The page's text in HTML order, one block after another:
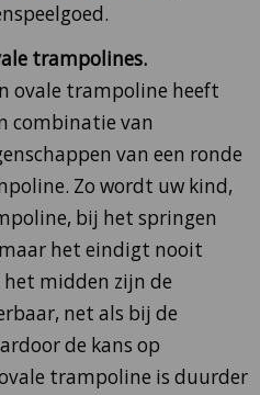
trampolines.
ovale trampoline heeft
combinatie van
van een ronde
Zo wordt uw kind,
bij het springen
het eindigt nooit
midden zijn de
net als bij de
de kans op
trampoline is duurder